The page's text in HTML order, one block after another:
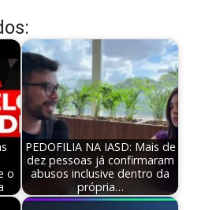
o
PEDOFILIA NA IASD: Mais de
dez pessoas já confirmaram
abusos inclusive dentro da
própria…